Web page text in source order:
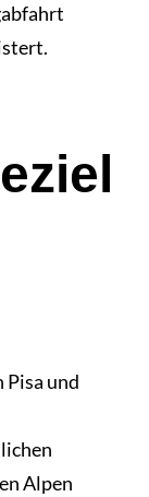
und
Alpen